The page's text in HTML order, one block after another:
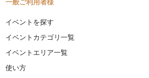
一般ご利用者様
イベントを探す
イベントカテゴリ一覧
イベントエリア一覧
使い方